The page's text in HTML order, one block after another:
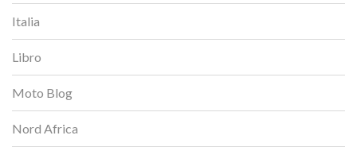
Italia
Libro
Moto Blog
Nord Africa